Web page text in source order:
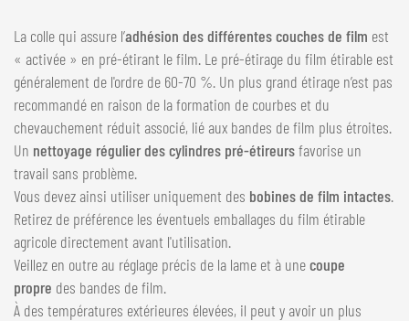
La colle qui assure l’adhésion des différentes couches de film est
« activée » en pré-étirant le film. Le pré-étirage du film étirable est
généralement de l'ordre de 60-70 %. Un plus grand étirage n’est pas
recommandé en raison de la formation de courbes et du
chevauchement réduit associé, lié aux bandes de film plus étroites.
Un nettoyage régulier des cylindres pré-étireursfavorise un
travail sans problème.
Vous devez ainsi utiliser uniquement des bobines de film intactes.
Retirez de préférence les éventuels emballages du film étirable
agricole directement avant l'utilisation.
Veillez en outre au réglage précis de la lame et à unecoupe
propre des bandes de film.
À des températures extérieures élevées, il peut y avoir un plus